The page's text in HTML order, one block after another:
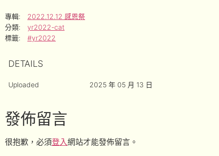
專輯:
2022.12.12 感恩祭
分類:
yr2022-cat
標籤:
#yr2022
DETAILS
Uploaded 2025 年 05 月 13 日
發佈留言
很抱歉，必須登入網站才能發佈留言。